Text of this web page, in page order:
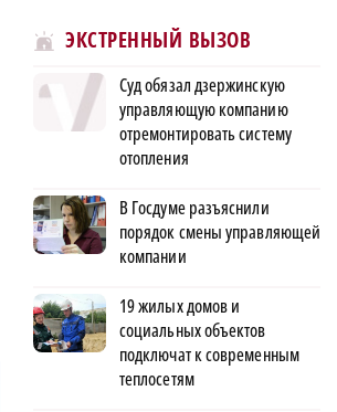
ЭКСТРЕННЫЙ ВЫЗОВ
Суд обязал дзержинскую
управляющую компанию
отремонтировать систему
отопления
В Госдуме разъяснили
порядок смены управляющей
компании
19 жилых домов и
социальных объектов
подключат к современным
теплосетям